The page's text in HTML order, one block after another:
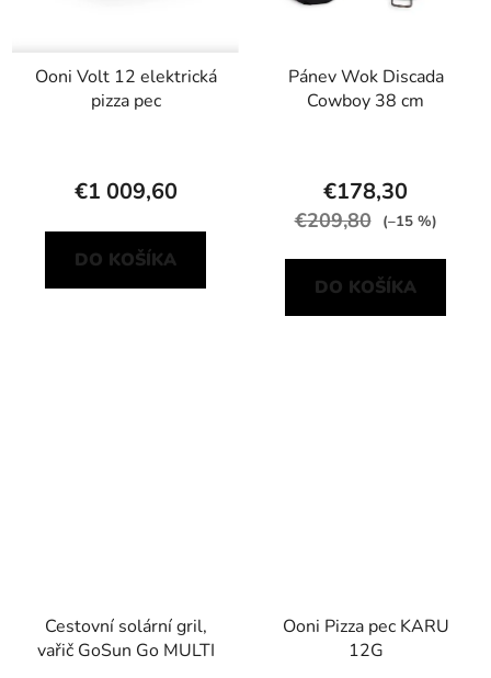
Ooni Volt 12 elektrická
pizza pec
€1 009,60
DO KOŠÍKA
Pánev Wok Discada
Cowboy 38 cm
€178,30
€209,80 (–15 %)
DO KOŠÍKA
Cestovní solární gril,
vařič GoSun Go MULTI
Ooni Pizza pec KARU
12G